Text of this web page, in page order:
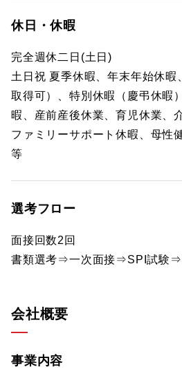
休日・休暇
完全週休二日(土日)
土日祝 夏季休暇、年末年始休暇
取得可）、特別休暇（慶弔休暇
暇、産前産後休業、育児休業、
ファミリーサポート休暇、母性
等
選考フロー
面接回数2回
書類選考⇒一次面接⇒SPI試験
会社概要
事業内容